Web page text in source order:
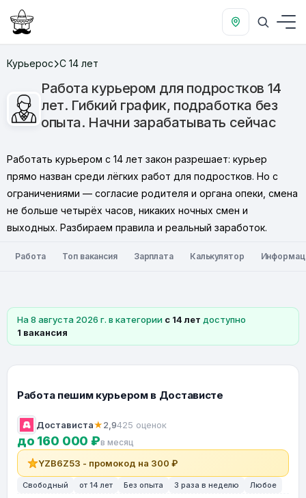
Курьерос С 14 лет
Работа курьером для подростков 14
лет. Гибкий график, подработка без
опыта. Начни зарабатывать сейчас
Работать курьером с 14 лет закон разрешает: курьер
прямо назван среди лёгких работ для подростков. Но с
ограничениями — согласие родителя и органа опеки, смена
не больше четырёх часов, никаких ночных смен и
выходных. Разбираем правила и реальный заработок.
Работа Топ вакансия Зарплата Калькулятор
На 8 августа 2026 г. в категории с 14 лет доступно
1 вакансия
Работа пешим курьером в Достависте
Достависта★2,9425 оценок
до 160 000 ₽в месяц
YZB6Z53 - промокод на 300 ₽
Свободный от 14 лет Без опыта 3 раза в неделю Любое